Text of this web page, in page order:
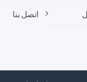
صفحةاتصل بنا